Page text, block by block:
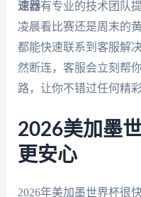
速器有专业的技术团队
凌晨看比赛还是周末的
都能快速联系到客服解
然断连，客服会立刻帮
路，让你不错过任何精彩
2026美加墨
更安心
2026年美加墨世界杯很